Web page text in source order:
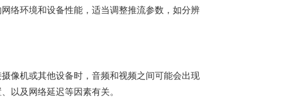
络环境和设备性能，适当调整推流参数，如分辨
像机或其他设备时，音频和视频之间可能会出现
以及网络延迟等因素有关。